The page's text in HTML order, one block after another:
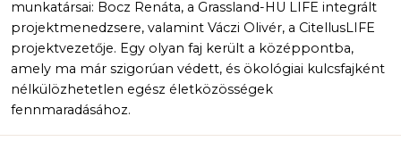
munkatársai: Bocz Renáta, a Grassland-HU LIFE integrált
projektmenedzsere, valamint Váczi Olivér, a CitellusLIFE
projektvezetője. Egy olyan faj került a középpontba,
amely ma már szigorúan védett, és ökológiai kulcsfajként
nélkülözhetetlen egész életközösségek
fennmaradásához.